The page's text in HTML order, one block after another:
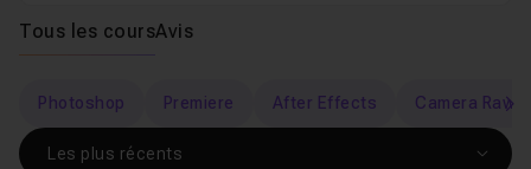
Tous les coursAvis
Photoshop Premiere After Effects Camera Raw